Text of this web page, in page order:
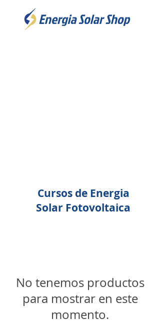
Cursos de Energia
Solar Fotovoltaica
No tenemos productos
para mostrar en este
momento.